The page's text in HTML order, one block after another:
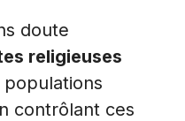
doute
religieuses
contrôlant ces